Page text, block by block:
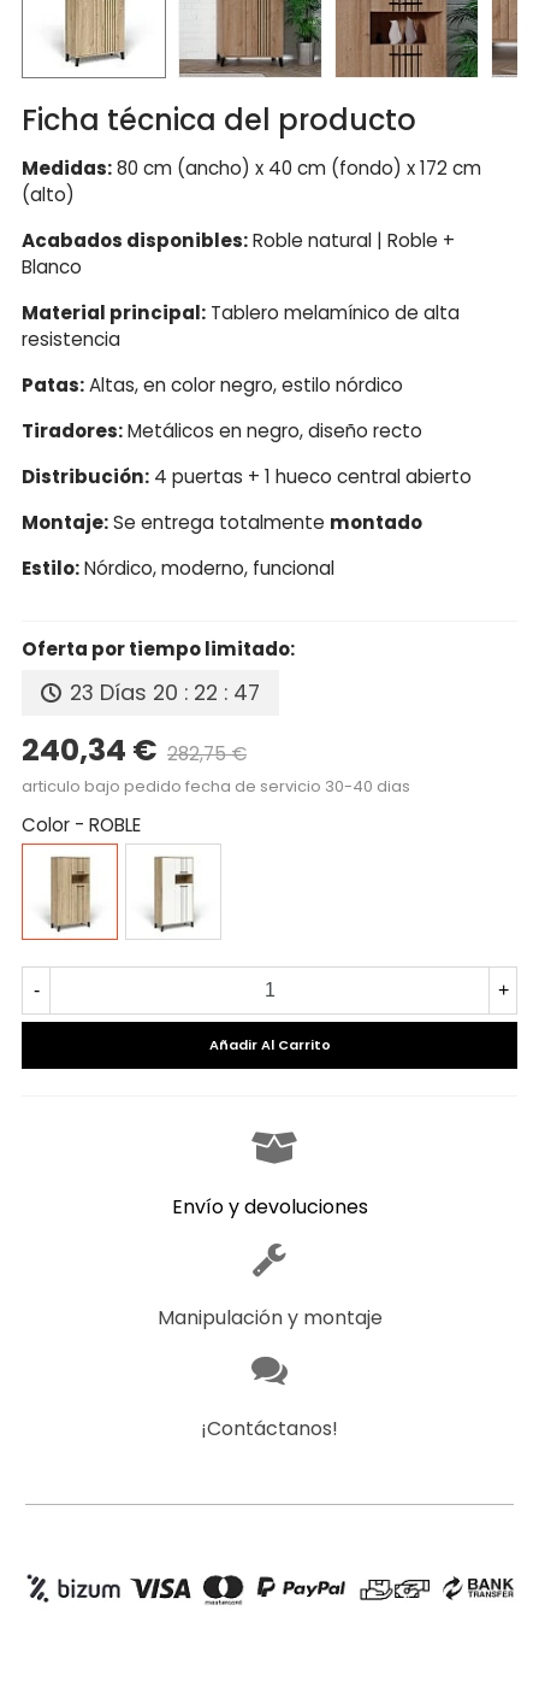
Ficha técnica del producto
Medidas:80 cm (ancho) x 40 cm (fondo) x 172 cm
(alto)
Acabados disponibles:Roble natural | Roble +
Blanco
Material principal: Tablero melamínico de alta
resistencia
Patas:Altas, en color negro, estilo nórdico
Tiradores:Metálicos en negro, diseño recto
Distribución: 4 puertas + 1 hueco central abierto
Montaje:Se entrega totalmente montado
Estilo:Nórdico, moderno, funcional
Oferta por tiempo limitado:
23 Días 20 : 22 : 46
240,34 € 282,75 €
articulo bajo pedido fecha de servicio 30-40 dias
Color - ROBLE
ROBLE
ROBLE
BLANCO
- +
Añadir Al Carrito
Envío y devoluciones
Manipulación y montaje
¡Contáctanos!